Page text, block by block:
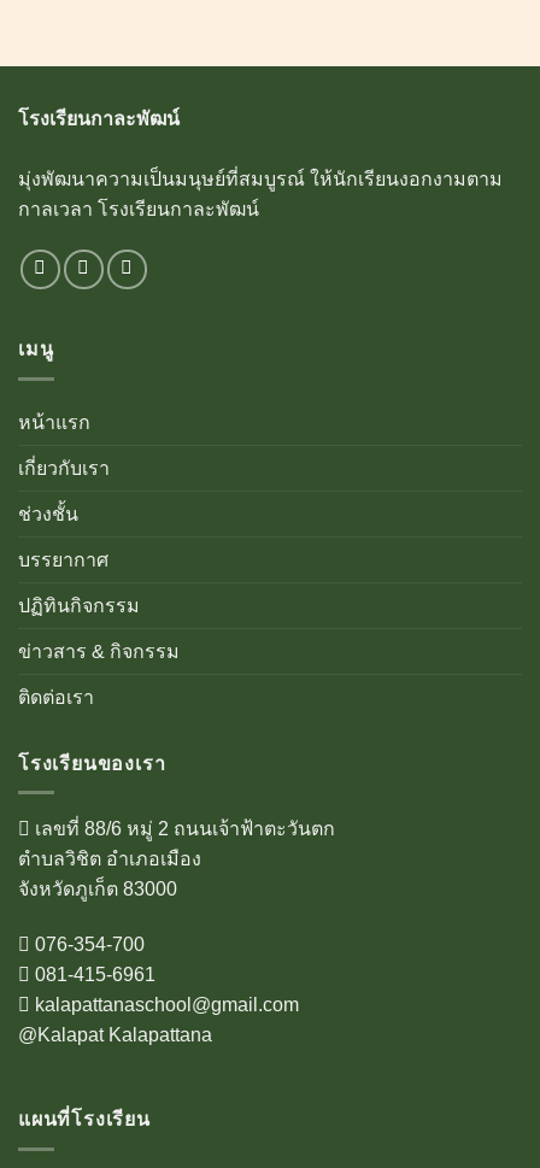
โรงเรียนกาละพัฒน์
มุ่งพัฒนาความเป็นมนุษย์ที่สมบูรณ์ ให้นักเรียนงอกงามตาม
กาลเวลา โรงเรียนกาละพัฒน์
เมนู
หน้าแรก
เกี่ยวกับเรา
ช่วงชั้น
บรรยากาศ
ปฏิทินกิจกรรม
ข่าวสาร & กิจกรรม
ติดต่อเรา
โรงเรียนของเรา
เลขที่ 88/6 หมู่ 2 ถนนเจ้าฟ้าตะวันตก
ตำบลวิชิต อำเภอเมือง
จังหวัดภูเก็ต 83000
076-354-700
081-415-6961
kalapattanaschool@gmail.com
@Kalapat Kalapattana
แผนที่โรงเรียน